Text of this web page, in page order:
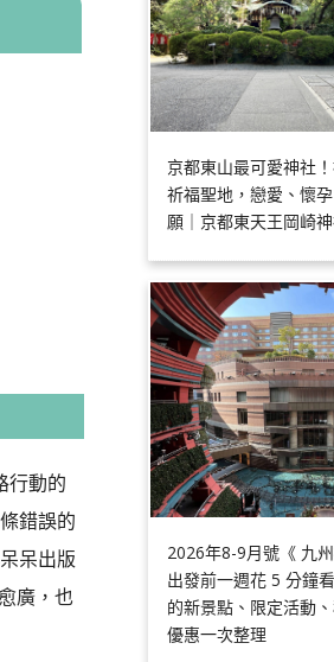
行動的
錯誤的
呆出版
廣，也
京都東山最可愛神社
祈福聖地，戀愛、懷
願｜京都東天王岡崎
2026年8-9月號《 九
出發前一週花 5 分鐘
的新景點、限定活動
優惠一次整理